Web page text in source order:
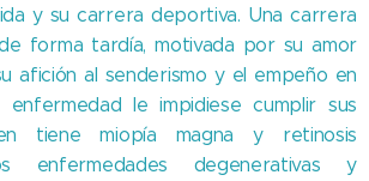
y su carrera deportiva. Una carrera
forma tardía, motivada por su amor
afición al senderismo y el empeño en
le impidiese cumplir sus
tiene miopía magna y retinosis
enfermedades degenerativas y